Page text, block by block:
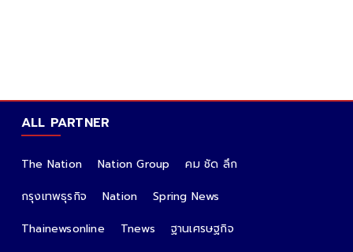
ALL PARTNER
The Nation Nation Group
คม ชัด ลึก
กรุงเทพธุรกิจ
Nation
Spring News
Thainewsonline
Tnews ฐานเศรษฐกิจ